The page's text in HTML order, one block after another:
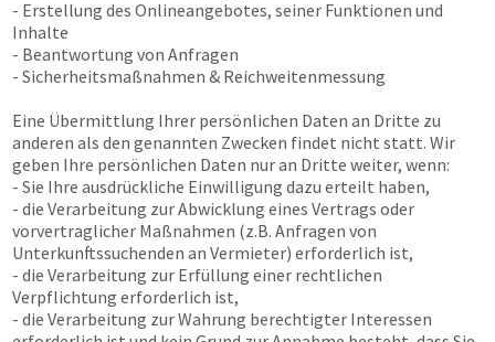
- Erstellung des Onlineangebotes, seiner Funktionen und
Inhalte
- Beantwortung von Anfragen
- Sicherheitsmaßnahmen & Reichweitenmessung
Eine Übermittlung Ihrer persönlichen Daten an Dritte zu
anderen als den genannten Zwecken findet nicht statt. Wir
geben Ihre persönlichen Daten nur an Dritte weiter, wenn:
- Sie Ihre ausdrückliche Einwilligung dazu erteilt haben,
- die Verarbeitung zur Abwicklung eines Vertrags oder
vorvertraglicher Maßnahmen (z.B. Anfragen von
Unterkunftssuchenden an Vermieter) erforderlich ist,
- die Verarbeitung zur Erfüllung einer rechtlichen
Verpflichtung erforderlich ist,
- die Verarbeitung zur Wahrung berechtigter Interessen